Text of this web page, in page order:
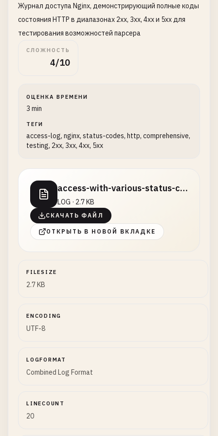
Журнал доступа Nginx, демонстрирующий полные коды
состояния HTTP в диапазонах 2xx, 3xx, 4xx и 5xx для
тестирования возможностей парсера
СЛОЖНОСТЬ
4/10
ОЦЕНКА ВРЕМЕНИ
3 min
ТЕГИ
access-log, nginx, status-codes, http, comprehensive,
testing, 2xx, 3xx, 4xx, 5xx
access-with-various-status-codes.log
LOG · 2.7 KB
СКАЧАТЬ ФАЙЛ
ОТКРЫТЬ В НОВОЙ ВКЛАДКЕ
FILESIZE
2.7 KB
ENCODING
UTF-8
LOGFORMAT
Combined Log Format
LINECOUNT
20